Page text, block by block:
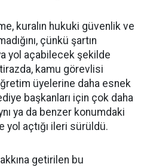
kuralın hukuki güvenlik ve
çünkü şartın
yol açabilecek şekilde
kamu görevlisi
üyelerine daha esnek
başkanları için çok daha
ya da benzer konumdaki
yol açtığı ileri sürüldü.
getirilen bu